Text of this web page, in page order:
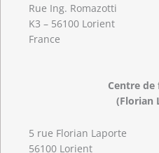
Rue Ing. Romazotti
K3 – 56100 Lorient
France
Centre
(Florian
5 rue Florian Laporte
56100 Lorient